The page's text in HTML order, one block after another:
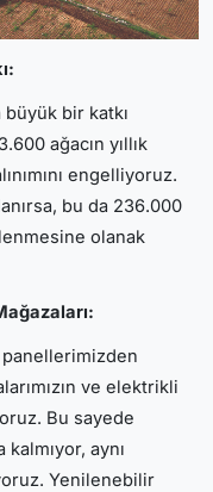
bir katkı
ağacın yıllık
engelliyoruz.
bu da 236.000
olanak
ve elektrikli
Bu sayede
aynı
Yenilenebilir